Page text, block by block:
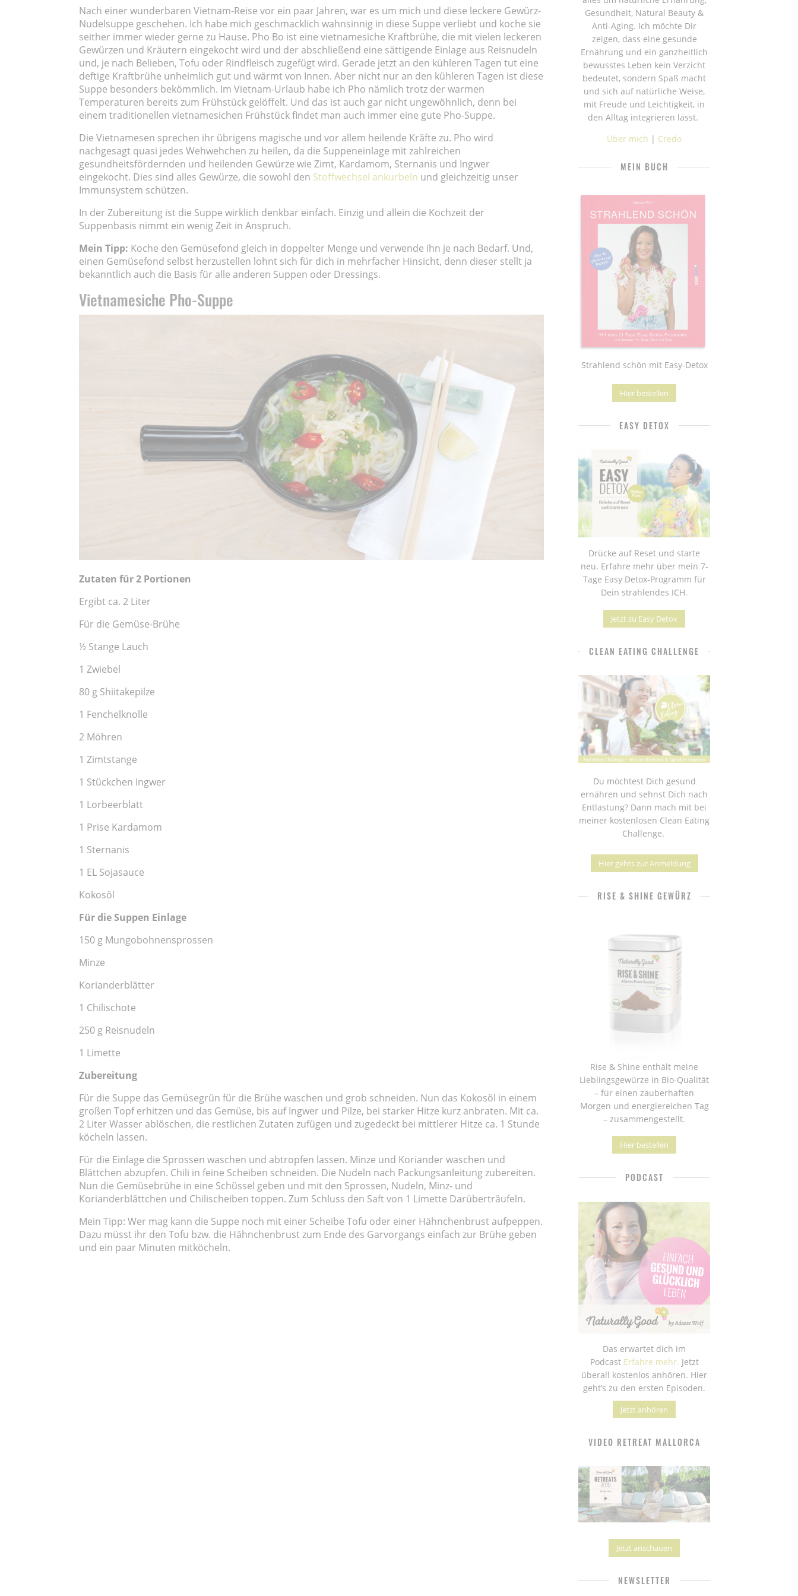
Nach einer wunderbaren Vietnam-Reise vor ein paar Jahren, war es um mich und diese leckere Gewürz-
Nudelsuppe geschehen. Ich habe mich geschmacklich wahnsinnig in diese Suppe verliebt und koche sie
seither immer wieder gerne zu Hause. Pho Bo ist eine vietnamesiche Kraftbrühe, die mit vielen leckeren
Gewürzen und Kräutern eingekocht wird und der abschließend eine sättigende Einlage aus Reisnudeln
und, je nach Belieben, Tofu oder Rindfleisch zugefügt wird. Gerade jetzt an den kühleren Tagen tut eine
deftige Kraftbrühe unheimlich gut und wärmt von Innen. Aber nicht nur an den kühleren Tagen ist diese
Suppe besonders bekömmlich. Im Vietnam-Urlaub habe ich Pho nämlich trotz der warmen
Temperaturen bereits zum Frühstück gelöffelt. Und das ist auch gar nicht ungewöhnlich, denn bei
einem traditionellen vietnamesichen Frühstück findet man auch immer eine gute Pho-Suppe.
Die Vietnamesen sprechen ihr übrigens magische und vor allem heilende Kräfte zu. Pho wird
nachgesagt quasi jedes Wehwehchen zu heilen, da die Suppeneinlage mit zahlreichen
gesundheitsfördernden und heilenden Gewürze wie Zimt, Kardamom, Sternanis und Ingwer
eingekocht. Dies sind alles Gewürze, die sowohl den Stoffwechsel ankurbeln und gleichzeitig unser
Immunsystem schützen.
In der Zubereitung ist die Suppe wirklich denkbar einfach. Einzig und allein die Kochzeit der
Suppenbasis nimmt ein wenig Zeit in Anspruch.
Mein Tipp: Koche den Gemüsefond gleich in doppelter Menge und verwende ihn je nach Bedarf. Und,
einen Gemüsefond selbst herzustellen lohnt sich für dich in mehrfacher Hinsicht, denn dieser stellt ja
bekanntlich auch die Basis für alle anderen Suppen oder Dressings.
Vietnamesiche Pho-Suppe
Zutaten für 2 Portionen
Ergibt ca. 2 Liter
Für die Gemüse-Brühe
½ Stange Lauch
1 Zwiebel
80 g Shiitakepilze
1 Fenchelknolle
2 Möhren
1 Zimtstange
1 Stückchen Ingwer
1 Lorbeerblatt
1 Prise Kardamom
1 Sternanis
1 EL Sojasauce
Kokosöl
Für die Suppen Einlage
150 g Mungobohnensprossen
Minze
Korianderblätter
1 Chilischote
250 g Reisnudeln
1 Limette
Zubereitung
Für die Suppe das Gemüsegrün für die Brühe waschen und grob schneiden. Nun das Kokosöl in einem
großen Topf erhitzen und das Gemüse, bis auf Ingwer und Pilze, bei starker Hitze kurz anbraten. Mit ca.
2 Liter Wasser ablöschen, die restlichen Zutaten zufügen und zugedeckt bei mittlerer Hitze ca. 1 Stunde
köcheln lassen.
Für die Einlage die Sprossen waschen und abtropfen lassen. Minze und Koriander waschen und
Blättchen abzupfen. Chili in feine Scheiben schneiden. Die Nudeln nach Packungsanleitung zubereiten.
Nun die Gemüsebrühe in eine Schüssel geben und mit den Sprossen, Nudeln, Minz- und
Korianderblättchen und Chilischeiben toppen. Zum Schluss den Saft von 1 Limette Darüberträufeln.
Mein Tipp: Wer mag kann die Suppe noch mit einer Scheibe Tofu oder einer Hähnchenbrust aufpeppen.
Dazu müsst ihr den Tofu bzw. die Hähnchenbrust zum Ende des Garvorgangs einfach zur Brühe geben
und ein paar Minuten mitköcheln.
Gesundheit, Natural Beauty &
Anti-Aging. Ich möchte Dir
zeigen, dass eine gesunde
Ernährung und ein ganzheitlich
bewusstes Leben kein Verzicht
bedeutet, sondern Spaß macht
und sich auf natürliche Weise,
mit Freude und Leichtigkeit, in
den Alltag integrieren lässt.
Über mich | Credo
MEIN BUCH
Strahlend schön mit Easy-Detox
Hier bestellen
EASY DETOX
Drücke auf Reset und starte
neu. Erfahre mehr über mein 7-
Tage Easy Detox-Programm für
Dein strahlendes ICH.
Jetzt zu Easy Detox
CLEAN EATING CHALLENGE
Du möchtest Dich gesund
ernähren und sehnst Dich nach
Entlastung? Dann mach mit bei
meiner kostenlosen Clean Eating
Challenge.
Hier gehts zur Anmeldung
RISE & SHINE GEWÜRZ
Rise & Shine enthält meine
Lieblingsgewürze in Bio-Qualität
– für einen zauberhaften
Morgen und energiereichen Tag
– zusammengestellt.
Hier bestellen
PODCAST
Das erwartet dich im
Podcast Erfahre mehr. Jetzt
überall kostenlos anhören. Hier
geht’s zu den ersten Episoden.
Jetzt anhören
VIDEO RETREAT MALLORCA
Jetzt anschauen
NEWSLETTER